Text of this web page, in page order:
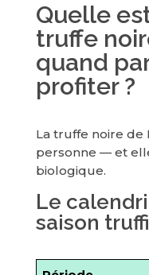
Quelle
truffe
quand
profiter ?
La truffe noire de
personne — et
biologique.
Le
saison